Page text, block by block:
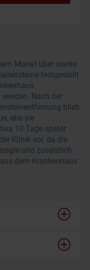
Monat über starke
festgestellt
Nach der
blieb
ehe sie
10 Tage später
Klinik vor, da die
und zusätzlich
dem Krankenhaus